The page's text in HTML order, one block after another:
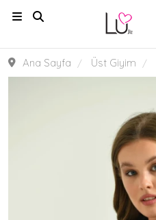
Ana Sayfa Üst Giyim